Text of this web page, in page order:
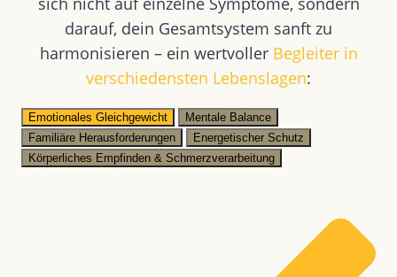
darauf, dein Gesamtsystem sanft zu
harmonisieren – ein wertvoller Begleiter in
verschiedensten Lebenslagen:
Emotionales Gleichgewicht
Mentale Balance
Familiäre Herausforderungen
Energetischer Schutz
Körperliches Empfinden & Schmerzverarbeitung